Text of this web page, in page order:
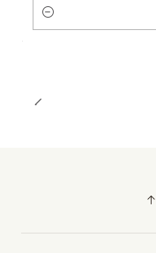
Cantidad